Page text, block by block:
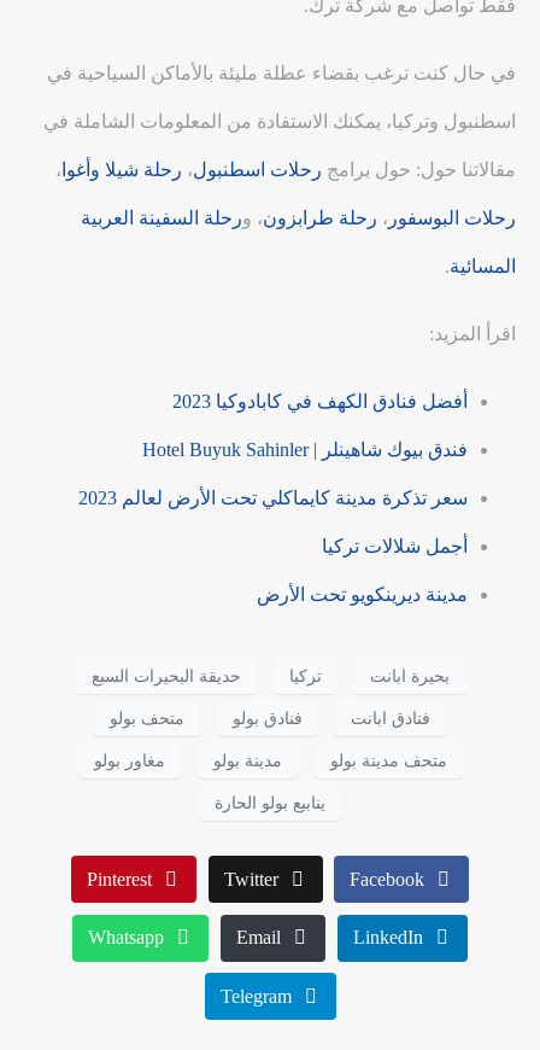
فقط تواصل مع شركة ترك.
في حال كنت ترغب بقضاء عطلة مليئة بالأماكن السياحية في
اسطنبول وتركيا، يمكنك الاستفادة من المعلومات الشاملة في
مقالاتنا حول: حول برامج رحلات اسطنبول، رحلة شيلا وأغوا ،
رحلات البوسفور ، رحلة طرابزون، ورحلة السفينة العربية
المسائية.
اقرأ المزيد:
أفضل فنادق الكهف في كابادوكيا 2023
فندق بيوك شاهينلر | Hotel Buyuk Sahinler
سعر تذكرة مدينة كايماكلي تحت الأرض لعالم 2023
أجمل شلالات تركيا
مدينة ديرينكويو تحت الأرض
بحيرة ابانت تركيا حديقة البحيرات السبع
فنادق ابانت فنادق بولو متحف بولو
متحف مدينة بولو مدينة بولو مغاور بولو
ينابيع بولو الحارة
Facebook
Twitter
Pinterest
LinkedIn
Email
Whatsapp
Telegram